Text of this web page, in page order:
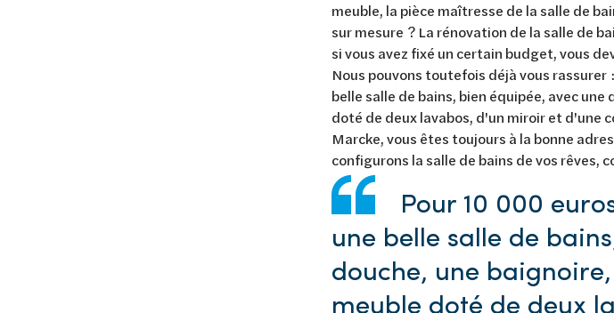
meuble, la pièce maîtresse de la salle de
sur mesure ? La rénovation de la salle de
si vous avez fixé un certain budget, vous
Nous pouvons toutefois déjà vous
belle salle de bains, bien équipée, avec
doté de deux lavabos, d'un miroir et d'une
Marcke, vous êtes toujours à la bonne
configurons la salle de bains de vos
Pour 10 000
une belle salle de
douche, une
meuble doté de deux